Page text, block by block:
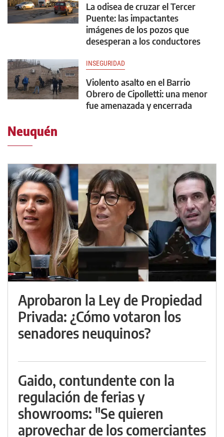
La odisea de cruzar el Tercer
Puente: las impactantes
imágenes de los pozos que
desesperan a los conductores
INSEGURIDAD
Violento asalto en el Barrio
Obrero de Cipolletti: una menor
fue amenazada y encerrada
Neuquén
Aprobaron la Ley de Propiedad
Privada: ¿Cómo votaron los
senadores neuquinos?
Gaido, contundente con la
regulación de ferias y
showrooms: "Se quieren
aprovechar de los comerciantes